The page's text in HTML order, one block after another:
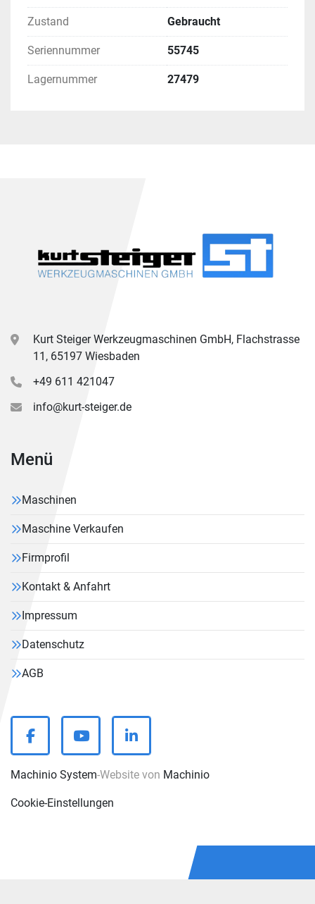
Zustand Gebraucht
Seriennummer 55745
Lagernummer 27479
Kurt Steiger Werkzeugmaschinen GmbH, Flachstrasse
11, 65197 Wiesbaden
+49 611 421047
info@kurt-steiger.de
Menü
Maschinen
Maschine Verkaufen
Firmprofil
Kontakt & Anfahrt
Impressum
Datenschutz
AGB
facebookyoutubelinkedin
Machinio System-Website von Machinio
Cookie-Einstellungen